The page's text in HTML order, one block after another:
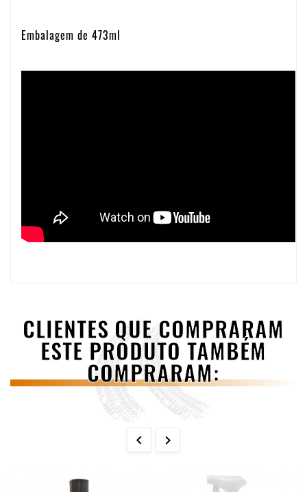
Embalagem de 473ml
CLIENTES QUE COMPRARAM
ESTE PRODUTO TAMBÉM
COMPRARAM:
 